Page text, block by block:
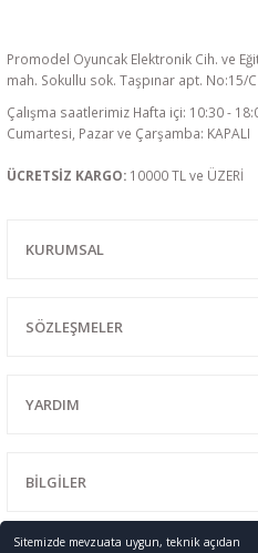
Sitemizde mevzuata uygun, teknik açıdan
Promodel Oyuncak Elektronik Cih. ve
mah. Sokullu sok. Taşpınar apt. No:15/C
Çalışma saatlerimiz Hafta içi: 10:30 -
Cumartesi, Pazar ve Çarşamba: KAPALI
ÜCRETSİZ KARGO: 10000 TL ve ÜZERİ
KURUMSAL
SÖZLEŞMELER
YARDIM
BİLGİLER